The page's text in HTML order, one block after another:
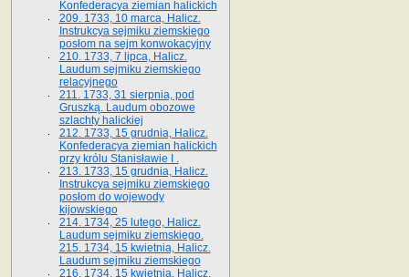
Konfederacya ziemian halickich­
209. 1733, 10 marca, Halicz.
Instrukcya sejmiku ziemskiego
posłom na sejm konwokacyjny
210. 1733, 7 lipca, Halicz.
Laudum sejmiku ziemskiego
relacyjnego
211. 1733, 31 sierpnia, pod
Gruszką. Laudum obozowe
szlachty halickiej
212. 1733, 15 grudnia, Halicz.
Konfederacya ziemian halickich
przy królu Stanisławie I .
213. 1733, 15 grudnia, Halicz.
Instrukcya sejmiku ziemskiego
posłom do wojewody
kijowskiego
214. 1734, 25 lutego, Halicz.
Laudum sejmiku ziemskiego.
215. 1734, 15 kwietnia, Halicz.
Laudum sejmiku ziemskiego
216. 1734, 15 kwietnia, Halicz.